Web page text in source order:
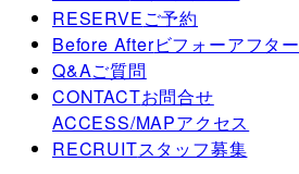
RESERVEご予約
Before Afterビフォーアフター
Q&Aご質問
CONTACTお問合せ
ACCESS/MAPアクセス
RECRUITスタッフ募集